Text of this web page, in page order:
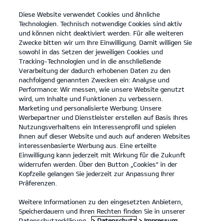
open
menu
Kia
KONTAKT
Der Kia Sportage.
Platz für alles, was Familie ausmacht.
MEHR ERFAHREN
Diese Website verwendet Cookies und ähnliche
Technologien. Technisch notwendige Cookies sind aktiv
und können nicht deaktiviert werden. Für alle weiteren
Zwecke bitten wir um Ihre Einwilligung. Damit willigen Sie
sowohl in das Setzen der jeweiligen Cookies und
Tracking-Technologien und in die anschließende
Verarbeitung der dadurch erhobenen Daten zu den
nachfolgend genannten Zwecken ein: Analyse und
Performance: Wir messen, wie unsere Website genutzt
wird, um Inhalte und Funktionen zu verbessern.
Marketing und personalisierte Werbung: Unsere
Werbepartner und Dienstleister erstellen auf Basis Ihres
Nutzungsverhaltens ein Interessenprofil und spielen
Ihnen auf dieser Website und auch auf anderen Websites
interessenbasierte Werbung aus. Eine erteilte
Einwilligung kann jederzeit mit Wirkung für die Zukunft
widerrufen werden. Über den Button „Cookies“ in der
Kopfzeile gelangen Sie jederzeit zur Anpassung Ihrer
Präferenzen.
Weitere Informationen zu den eingesetzten Anbietern,
Speicherdauern und Ihren Rechten finden Sie in unserer